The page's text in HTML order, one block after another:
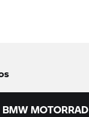
BMW MOTORRAD